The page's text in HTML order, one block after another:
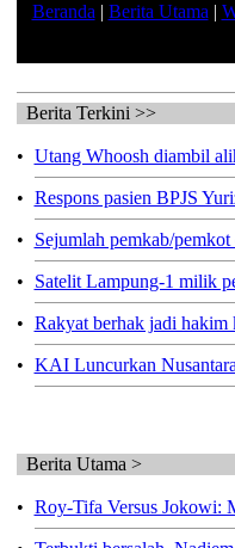
Beranda | Berita Utama |
Berita Terkini >>
• Utang Whoosh diambil
• Respons pasien BPJS
• Sejumlah pemkab/
• Satelit Lampung-1 milik
• Rakyat berhak jadi hakim
• KAI Luncurkan
Berita Utama >
• Roy-Tifa Versus Jokowi: